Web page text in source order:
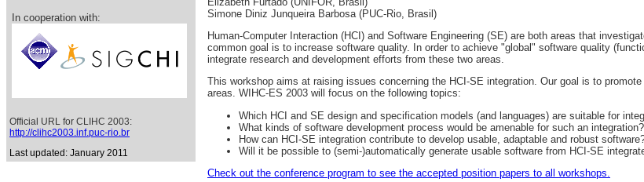
In cooperation with:
Official URL for CLIHC 2003:
http://clihc2003.inf.puc-rio.br
Last updated: January 2011
Simone Diniz Junqueira Barbosa (PUC-Rio, Brasil)
Human-Computer Interaction (HCI) and Software Engineering (SE) are both areas that
common goal is to increase software quality. In order to achieve "global" software quality
integrate research and development efforts from these two areas.
This workshop aims at raising issues concerning the HCI-SE integration. Our goal is to
areas. WIHC-ES 2003 will focus on the following topics:
Which HCI and SE design and specification models (and languages) are suitable for
What kinds of software development process would be amenable for such an integration?
How can HCI-SE integration contribute to develop usable, adaptable and robust
Will it be possible to (semi-)automatically generate usable software from HCI-SE
Check out the conference program to see the accepted position papers to all workshops.